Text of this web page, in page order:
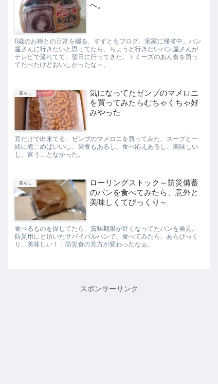
へ。
0歳のお梅との日常を綴る、すずともブログ。実家に帰省中。パン
屋さんに行きたいと思ってたら、ちょうど行きたいパン屋さんが
テレビで流れてて、翌日に行ってきた。トミーズのあん食を買っ
てたべたけどおいしかったな～。
暮らし
気になってたゼンブのマメロニ
を買ってみたらむちゃくちゃ好
みやった
豆だけで出来てる、ゼンブのマメロニを買ってみた。スープと一
緒に煮こめばいいし、栄養もあるし、食べ応えあるし、美味しい
し、言うことなかった。
暮らし
ローリングストック～防災備蓄
のパンを食べてみたら、意外と
美味しくてびっくり～
食べるものを探してたら、賞味期限が近くなってたパンを発見。
防災用にと頂いたサバイバルパンで、食べてみたら、あらびっく
り、美味しい！！防災食の見方が変わったなぁ。
スポンサーリンク